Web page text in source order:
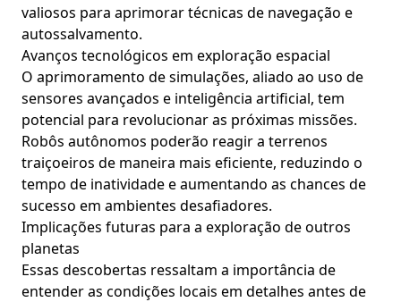
valiosos para aprimorar técnicas de navegação e
autossalvamento.
Avanços tecnológicos em exploração espacial
O aprimoramento de simulações, aliado ao uso de
sensores avançados e inteligência artificial, tem
potencial para revolucionar as próximas missões.
Robôs autônomos poderão reagir a terrenos
traiçoeiros de maneira mais eficiente, reduzindo o
tempo de inatividade e aumentando as chances de
sucesso em ambientes desafiadores.
Implicações futuras para a exploração de outros
planetas
Essas descobertas ressaltam a importância de
entender as condições locais em detalhes antes de